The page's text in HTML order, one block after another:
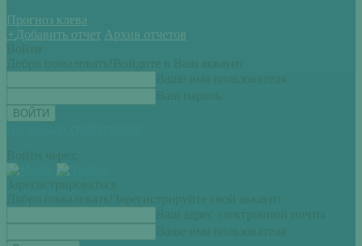
Прогноз клева
+ Добавить отчет Архив отчетов
Войти
Добро пожаловать! Войдите в Ваш аккаунт
Ваше имя пользователя
Ваш пароль
Войти через:
Зарегистрироваться
Добро пожаловать! Зарегистрируйте свой аккаунт
Ваш адрес электронной почты
Ваше имя пользователя